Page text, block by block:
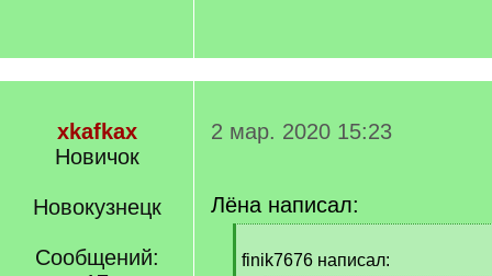
xkafkax
Новичок
Новокузнецк
Сообщений:
2 мар. 2020 15:23
Лёна написал:
q
finik7676 написал: